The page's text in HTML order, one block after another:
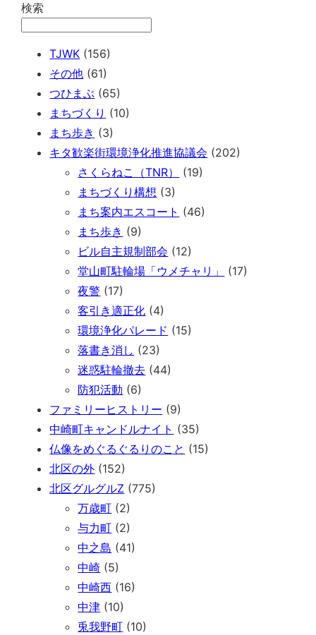
検索
TJWK (156)
その他 (61)
つひまぶ (65)
まちづくり (10)
まち歩き (3)
キタ歓楽街環境浄化推進協議会 (202)
さくらねこ（TNR）
(19)
まちづくり構想 (3)
まち案内エスコート (46)
まち歩き (9)
ビル自主規制部会 (12)
堂山町駐輪場「ウメチャリ」
(17)
夜警 (17)
客引き適正化 (4)
環境浄化パレード (15)
落書き消し (23)
迷惑駐輪撤去 (44)
防犯活動 (6)
ファミリーヒストリー (9)
中崎町キャンドルナイト (35)
仏像をめぐるぐるりのこと (15)
北区の外 (152)
北区グルグルZ (775)
万歳町 (2)
与力町 (2)
中之島 (41)
中崎 (5)
中崎西 (16)
中津 (10)
兎我野町 (10)